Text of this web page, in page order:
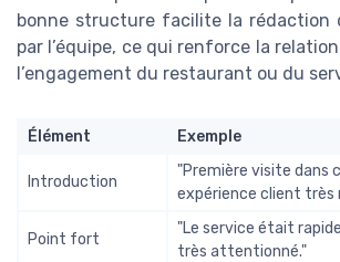
bonne structure facilite la rédaction
par l’équipe, ce qui renforce la
l’engagement du restaurant ou du
Élément Exemple
Introduction
"Première visite dans
expérience client très
Point fort
"Le service était
très attentionné."